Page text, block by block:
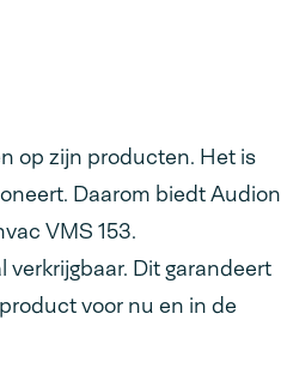
op zijn producten. Het is
Daarom biedt Audion
VMS 153.
Dit garandeert
voor nu en in de